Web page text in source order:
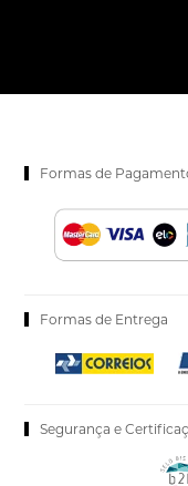
Formas de
Formas de Entrega
Segurança e